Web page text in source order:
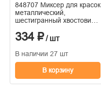
848707 Миксер для красок
металлический,
шестигранный хвостовик,
334 ₽/ шт
В наличии 27 шт
В корзину